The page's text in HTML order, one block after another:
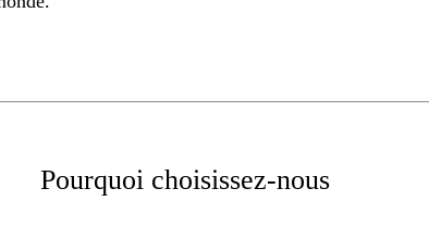
Pourquoi choisissez-nous